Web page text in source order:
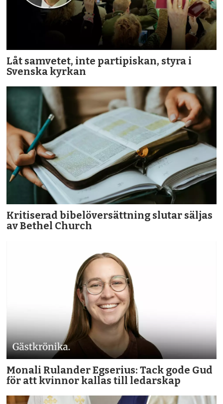
Låt samvetet, inte partipiskan, styra i
Svenska kyrkan
Kritiserad bibelöversättning slutar säljas
av Bethel Church
Monali Rulander Egserius: Tack gode Gud
för att kvinnor kallas till ledarskap